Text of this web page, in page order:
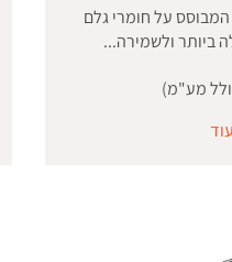
על חומרי גלם
ביותר ולשמירה...
מע"מ)